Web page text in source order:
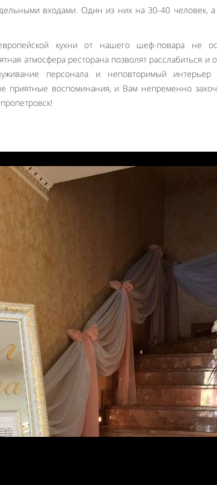
входами. Один из них на 30-40 человек,
кухни от нашего шеф-повара не
атмосфера ресторана позволят расслабиться и
персонала и неповторимый интерьер
приятные воспоминания, и Вам непременно